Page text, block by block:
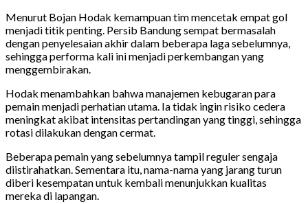
Menurut Bojan Hodak kemampuan tim mencetak empat gol
menjadi titik penting. Persib Bandung sempat bermasalah
dengan penyelesaian akhir dalam beberapa laga sebelumnya,
sehingga performa kali ini menjadi perkembangan yang
menggembirakan.
Hodak menambahkan bahwa manajemen kebugaran para
pemain menjadi perhatian utama. Ia tidak ingin risiko cedera
meningkat akibat intensitas pertandingan yang tinggi, sehingga
rotasi dilakukan dengan cermat.
Beberapa pemain yang sebelumnya tampil reguler sengaja
diistirahatkan. Sementara itu, nama-nama yang jarang turun
diberi kesempatan untuk kembali menunjukkan kualitas
mereka di lapangan.